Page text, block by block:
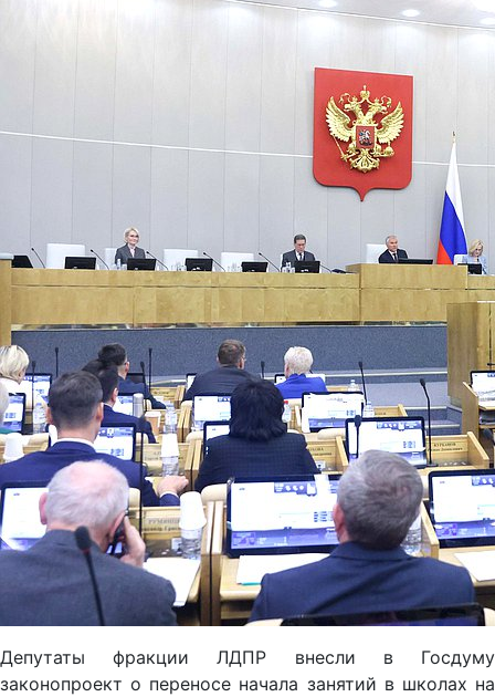
Депутаты фракции ЛДПР внесли в Госдуму
законопроект о переносе начала занятий в школах на